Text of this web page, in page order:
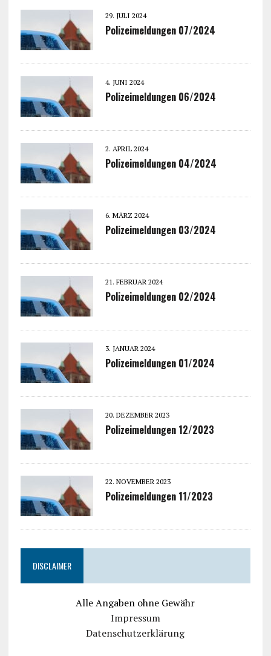
29. JULI 2024
Polizeimeldungen 07/2024
4. JUNI 2024
Polizeimeldungen 06/2024
2. APRIL 2024
Polizeimeldungen 04/2024
6. MÄRZ 2024
Polizeimeldungen 03/2024
21. FEBRUAR 2024
Polizeimeldungen 02/2024
3. JANUAR 2024
Polizeimeldungen 01/2024
20. DEZEMBER 2023
Polizeimeldungen 12/2023
22. NOVEMBER 2023
Polizeimeldungen 11/2023
DISCLAIMER
Alle Angaben ohne Gewähr
Impressum
Datenschutzerklärung